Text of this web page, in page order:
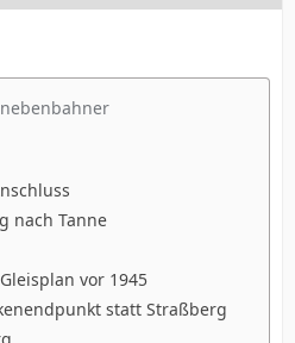
nach Tanne
vor 1945
statt Straßberg